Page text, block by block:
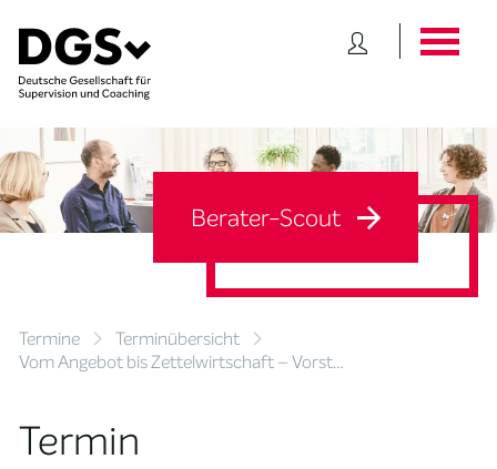
Termine
Terminübersicht
Vom Angebot bis Zettelwirtschaft – Vorst…
Berater-Scout
Termin